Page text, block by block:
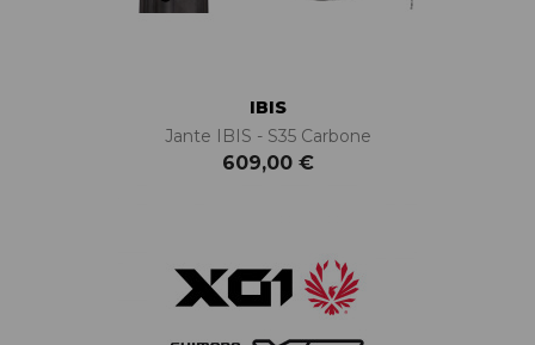
IBIS
Jante IBIS - S35 Carbone
609,00 €